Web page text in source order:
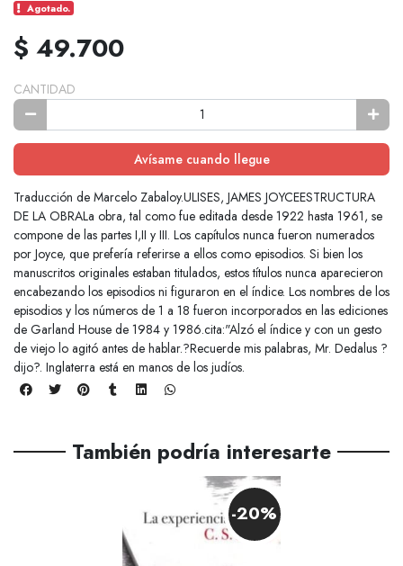
Agotado.
$ 49.700
CANTIDAD
Avísame cuando llegue
Traducción de Marcelo Zabaloy.ULISES, JAMES JOYCEESTRUCTURA
DE LA OBRALa obra, tal como fue editada desde 1922 hasta 1961, se
compone de las partes I,II y III. Los capítulos nunca fueron numerados
por Joyce, que prefería referirse a ellos como episodios. Si bien los
manuscritos originales estaban titulados, estos títulos nunca aparecieron
encabezando los episodios ni figuraron en el índice. Los nombres de los
episodios y los números de 1 a 18 fueron incorporados en las ediciones
de Garland House de 1984 y 1986.cita:"Alzó el índice y con un gesto
de viejo lo agitó antes de hablar.?Recuerde mis palabras, Mr. Dedalus ?
dijo?. Inglaterra está en manos de los judíos.
También podría interesarte
-20%